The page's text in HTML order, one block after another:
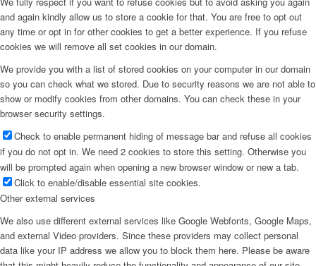
and again kindly allow us to store a cookie for that. You are free to opt out
any time or opt in for other cookies to get a better experience. If you refuse
cookies we will remove all set cookies in our domain.
We provide you with a list of stored cookies on your computer in our domain
so you can check what we stored. Due to security reasons we are not able to
show or modify cookies from other domains. You can check these in your
browser security settings.
Check to enable permanent hiding of message bar and refuse all cookies
if you do not opt in. We need 2 cookies to store this setting. Otherwise you
will be prompted again when opening a new browser window or new a tab.
Click to enable/disable essential site cookies.
Other external services
We also use different external services like Google Webfonts, Google Maps,
and external Video providers. Since these providers may collect personal
data like your IP address we allow you to block them here. Please be aware